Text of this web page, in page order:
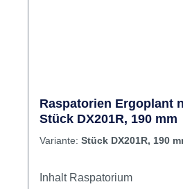
Raspatorien Ergoplant
Stück DX201R, 190 mm
Variante: Stück DX201R, 190
Inhalt Raspatorium